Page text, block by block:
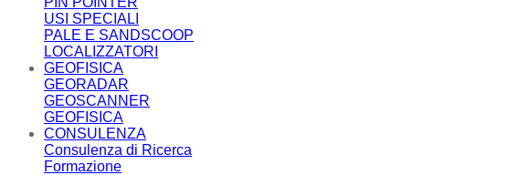
USI SPECIALI
PALE E SANDSCOOP
LOCALIZZATORI
GEOFISICA
GEORADAR
GEOSCANNER
GEOFISICA
CONSULENZA
Consulenza di Ricerca
Formazione